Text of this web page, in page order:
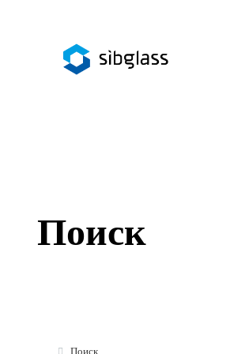
Инженер Стеклов
Поиск
Поиск